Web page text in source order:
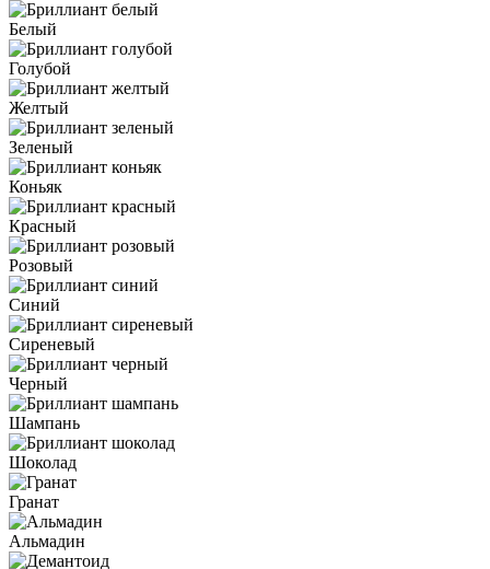
Белый
Голубой
Желтый
Зеленый
Коньяк
Красный
Розовый
Синий
Сиреневый
Черный
Шампань
Шоколад
Гранат
Альмадин